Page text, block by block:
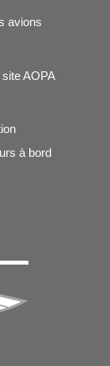
avions
AOPA
à bord